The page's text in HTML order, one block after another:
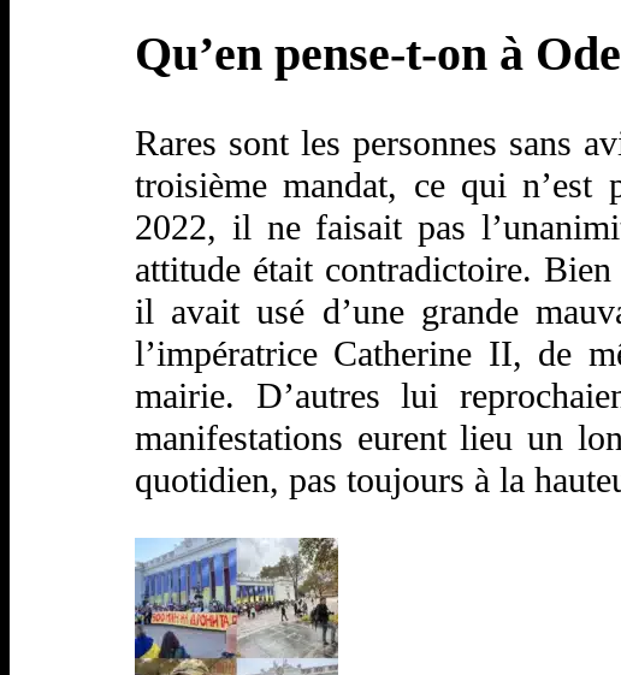
Qu’en pense-t-on à
Rares sont les personnes sans
troisième mandat, ce qui n’est
2022, il ne faisait pas
attitude était contradictoire.
il avait usé d’une grande
l’impératrice Catherine II, de
mairie. D’autres lui
manifestations eurent lieu un
quotidien, pas toujours à la